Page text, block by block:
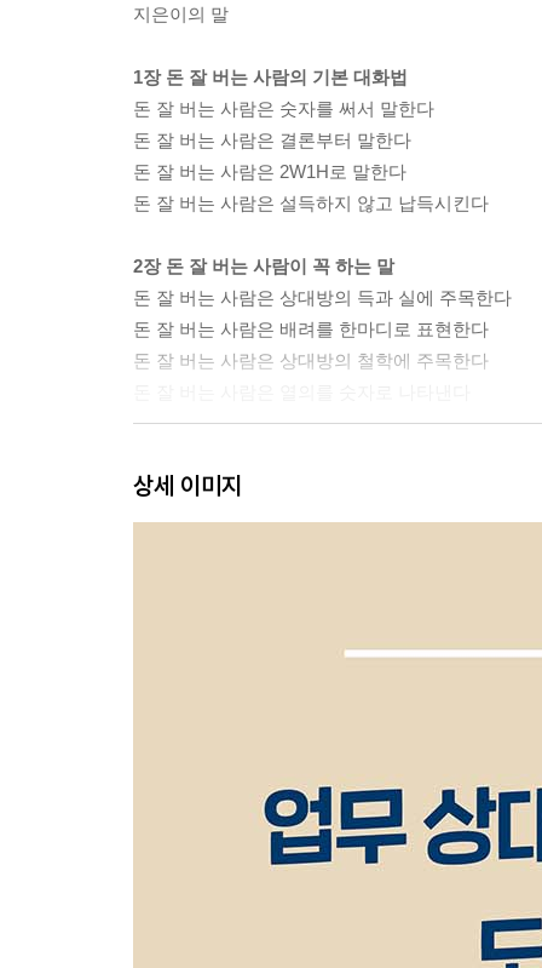
지은이의 말
1장 돈 잘 버는 사람의 기본 대화법
돈 잘 버는 사람은 숫자를 써서 말한다
돈 잘 버는 사람은 결론부터 말한다
돈 잘 버는 사람은 2W1H로 말한다
돈 잘 버는 사람은 설득하지 않고 납득시킨다
2장 돈 잘 버는 사람이 꼭 하는 말
돈 잘 버는 사람은 상대방의 득과 실에 주목한다
돈 잘 버는 사람은 배려를 한마디로 표현한다
돈 잘 버는 사람은 상대방의 철학에 주목한다
돈 잘 버는 사람은 6명 이하로 모인다
돈 잘 버는 사람은 회의 주제를 하나만 정한다
돈 잘 버는 사람은 잡담으로 돈을 번다
돈 잘 버는 사람은 책으로도 돈을 번다
돈 잘 버는 사람은 왜 맛집에 관심이 많을까?
돈 잘 버는 사람은 일부러 실패담을 풀어 놓는다
상세 이미지